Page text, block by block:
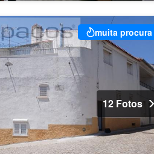
muita procura
12 Fotos